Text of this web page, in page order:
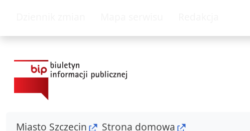
Miasto Szczecin Strona domowa